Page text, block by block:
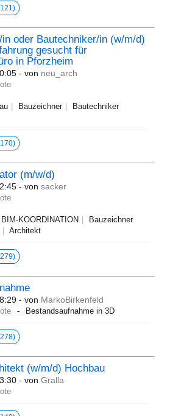
oder Bautechniker/in (w/m/d)
gesucht für
in Pforzheim
- von neu_arch
Bauzeichner
Bautechniker
(m/w/d)
- von sacker
BIM-KOORDINATION
Bauzeichner
Architekt
- von MarkoBirkenfeld
Bestandsaufnahme in 3D
(w/m/d) Hochbau
- von Gralla